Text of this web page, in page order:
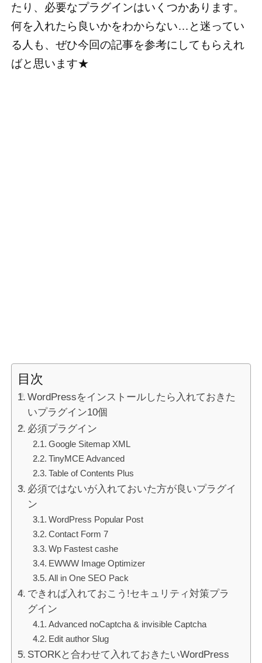
たり、必要なプラグインはいくつかあります。
何を入れたら良いかをわからない…と迷ってい
る人も、ぜひ今回の記事を参考にしてもらえれ
ばと思います★
目次
WordPressをインストールしたら入れておきた
いプラグイン10個
必須プラグイン
Google Sitemap XML
TinyMCE Advanced
Table of Contents Plus
必須ではないが入れておいた方が良いプラグイ
ン
WordPress Popular Post
Contact Form 7
Wp Fastest cashe
EWWW Image Optimizer
All in One SEO Pack
できれば入れておこう!セキュリティ対策プラ
グイン
Advanced noCaptcha & invisible Captcha
Edit author Slug
STORKと合わせて入れておきたいWordPress